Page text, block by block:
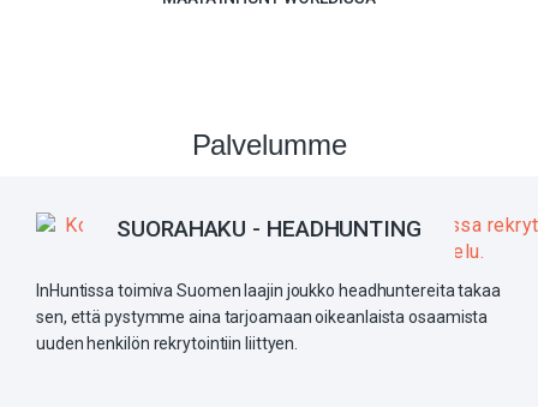
Palvelumme
SUORAHAKU - HEADHUNTING
InHuntissa toimiva Suomen laajin joukko headhuntereita takaa
sen, että pystymme aina tarjoamaan oikeanlaista osaamista
uuden henkilön rekrytointiin liittyen.